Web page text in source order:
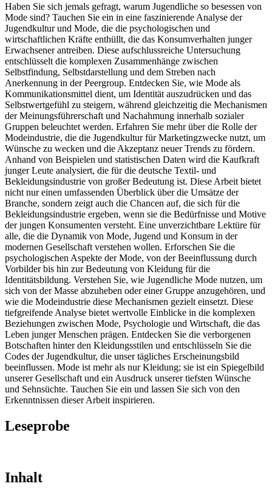
Haben Sie sich jemals gefragt, warum Jugendliche so besessen von
Mode sind? Tauchen Sie ein in eine faszinierende Analyse der
Jugendkultur und Mode, die die psychologischen und
wirtschaftlichen Kräfte enthüllt, die das Konsumverhalten junger
Erwachsener antreiben. Diese aufschlussreiche Untersuchung
entschlüsselt die komplexen Zusammenhänge zwischen
Selbstfindung, Selbstdarstellung und dem Streben nach
Anerkennung in der Peergroup. Entdecken Sie, wie Mode als
Kommunikationsmittel dient, um Identität auszudrücken und das
Selbstwertgefühl zu steigern, während gleichzeitig die Mechanismen
der Meinungsführerschaft und Nachahmung innerhalb sozialer
Gruppen beleuchtet werden. Erfahren Sie mehr über die Rolle der
Modeindustrie, die die Jugendkultur für Marketingzwecke nutzt, um
Wünsche zu wecken und die Akzeptanz neuer Trends zu fördern.
Anhand von Beispielen und statistischen Daten wird die Kaufkraft
junger Leute analysiert, die für die deutsche Textil- und
Bekleidungsindustrie von großer Bedeutung ist. Diese Arbeit bietet
nicht nur einen umfassenden Überblick über die Umsätze der
Branche, sondern zeigt auch die Chancen auf, die sich für die
Bekleidungsindustrie ergeben, wenn sie die Bedürfnisse und Motive
der jungen Konsumenten versteht. Eine unverzichtbare Lektüre für
alle, die die Dynamik von Mode, Jugend und Konsum in der
modernen Gesellschaft verstehen wollen. Erforschen Sie die
psychologischen Aspekte der Mode, von der Beeinflussung durch
Vorbilder bis hin zur Bedeutung von Kleidung für die
Identitätsbildung. Verstehen Sie, wie Jugendliche Mode nutzen, um
sich von der Masse abzuheben oder einer Gruppe anzugehören, und
wie die Modeindustrie diese Mechanismen gezielt einsetzt. Diese
tiefgreifende Analyse bietet wertvolle Einblicke in die komplexen
Beziehungen zwischen Mode, Psychologie und Wirtschaft, die das
Leben junger Menschen prägen. Entdecken Sie die verborgenen
Botschaften hinter den Kleidungsstilen und entschlüsseln Sie die
Codes der Jugendkultur, die unser tägliches Erscheinungsbild
beeinflussen. Mode ist mehr als nur Kleidung; sie ist ein Spiegelbild
unserer Gesellschaft und ein Ausdruck unserer tiefsten Wünsche
und Sehnsüchte. Tauchen Sie ein und lassen Sie sich von den
Erkenntnissen dieser Arbeit inspirieren.
Leseprobe
Inhalt